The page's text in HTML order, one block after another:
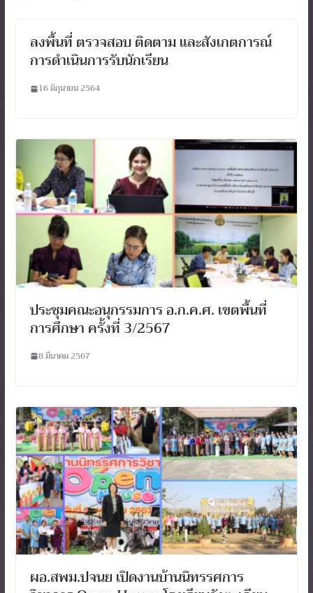
ลงพื้นที่ ตรวจสอบ ติดตาม และสังเกตการณ์
การดำเนินการรับนักเรียน
16 มิถุนายน 2564
ประชุมคณะอนุกรรมการ อ.ก.ค.ศ. เขตพื้นที่
การศึกษา ครั้งที่ 3/2567
8 มีนาคม 2567
ผอ.สพม.ปจนย เปิดงานบ้านนิทรรศการ